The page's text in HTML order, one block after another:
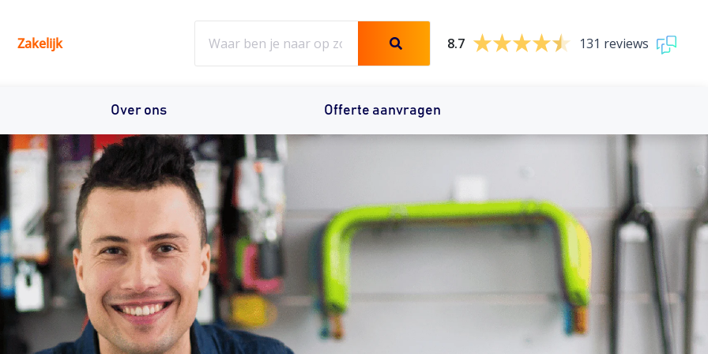
Zakelijk
8.7
131 reviews
Over ons Offerte aanvragen